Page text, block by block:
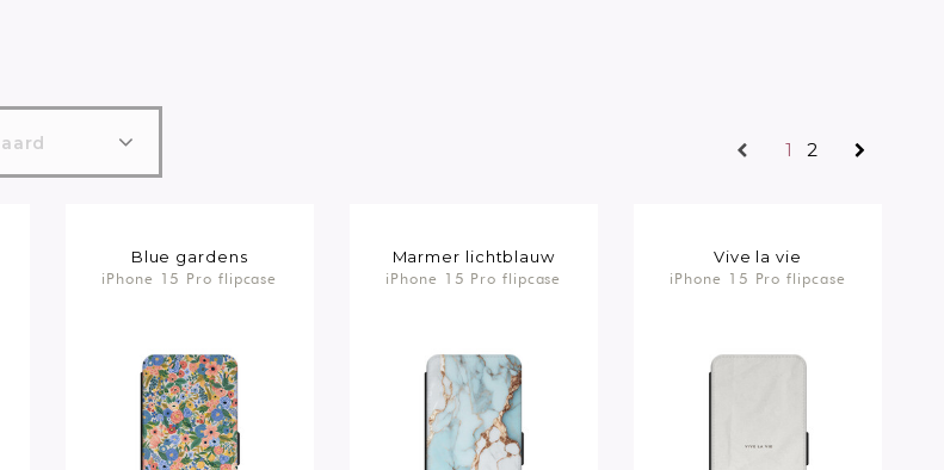
1 2
Blue gardens
iPhone 15 Pro flipcase
Marmer lichtblauw
iPhone 15 Pro flipcase
Vive la vie
iPhone 15 Pro flipcase